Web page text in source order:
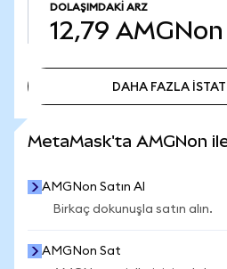
DOLAŞIMDAKI ARZ
12,79 AMGNon
DAHA FAZLA
MetaMask'ta AMGNon
AMGNon Satın Al
Birkaç dokunuşla satın alın.
AMGNon Sat